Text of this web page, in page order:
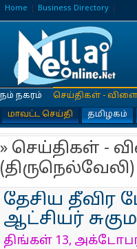
Home Business Directory
நம் நகரம்
செய்திகள் -
மாவட்ட செய்தி
தமிழகம்
» செய்திகள் -
(திருநெல்வேலி)
தேசிய தீவிர
ஆட்சியர்
திங்கள் 13, அக்டோபர்